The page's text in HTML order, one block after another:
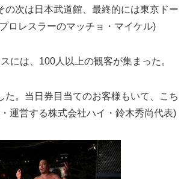
の次は日本武道館、最終的には東京ドー
ロレスラーのマッチョ・マイケル)
には、100人以上の観客が集まった。
。当日券目当てのお客様もいて、こち
運営する株式会社ハイ・鈴木秀尚代表)